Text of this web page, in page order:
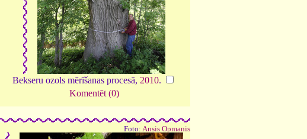
Bekseru ozols mērīšanas procesā, 2010.
Komentēt (0)
Foto: Ansis Opmanis